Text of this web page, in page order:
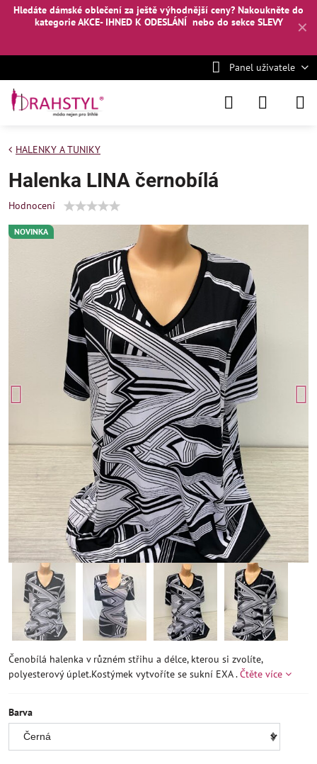
✕
Hledáte dámské oblečení za ještě výhodnější ceny? Nakoukněte do
kategorie AKCE- IHNED K ODESLÁNÍ nebo do sekce SLEVY
Panel uživatele
NOVINKA
HALENKY A TUNIKY
Halenka LINA černobílá
Hodnocení
Čenobílá halenka v různém střihu a délce, kterou si zvolíte,
polyesterový úplet.Kostýmek vytvoříte se sukní EXA .Čtěte více
Barva